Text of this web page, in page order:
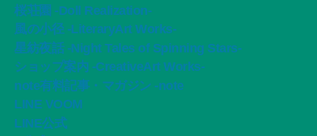
桜荘園 -Doll Realization-
風の小径 -LiteraryArt Works-
星紡夜話 -Night Tales of Spinning Stars-
ショップ案内 -CreativeArt Works-
note有料記事・マガジン -note
LINE VOOM
LINE公式